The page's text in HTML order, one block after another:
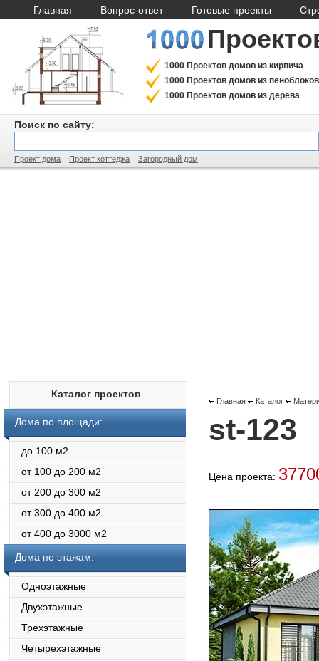
Главная Вопрос-ответ Готовые проекты
1000 Проектов домов из кирпича
1000 Проектов домов из пеноблоков
1000 Проектов домов из дерева
Поиск по сайту:
Проект дома Проект коттеджа Загородный дом
Каталог проектов
Дома по площади:
до 100 м2
от 100 до 200 м2
от 200 до 300 м2
от 300 до 400 м2
от 400 до 3000 м2
Дома по этажам:
Одноэтажные
Двухэтажные
Трехэтажные
Четырехэтажные
Главная Каталог
st-123
Цена проекта: